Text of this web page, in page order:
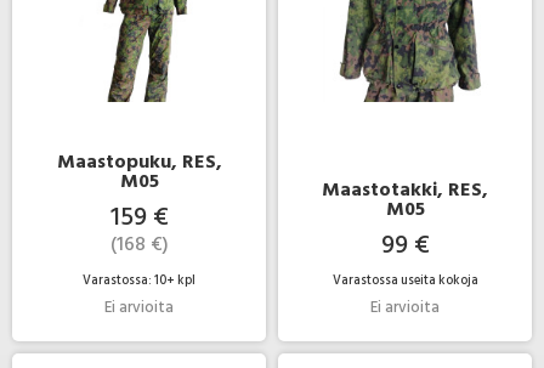
Maastopuku, RES,
M05
159 €
(168 €)
Varastossa: 10+ kpl
Ei arvioita
Maastotakki, RES,
M05
99 €
Varastossa useita kokoja
Ei arvioita